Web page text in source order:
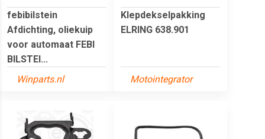
febibilstein
Afdichting, oliekuip
voor automaat FEBI
BILSTEI...
Winparts.nl
Klepdekselpakking
ELRING 638.901
Motointegrator